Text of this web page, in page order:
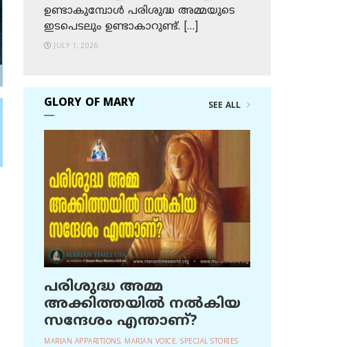
ഉണ്ടാകുമ്പോള്‍ പരിശുദ്ധ അമ്മയുടെ
ഇടപെടലും ഉണ്ടാകാറുണ്ട്. […]
JULY 1, 2026
GLORY OF MARY SEE ALL
പരിശുദ്ധ അമ്മ
അക്കിത്തയില്‍ നല്‍കിയ
സന്ദേശം എന്താണ്?
MARIAN APPARITIONS, MARIAN VOICE, SPECIAL STORIES